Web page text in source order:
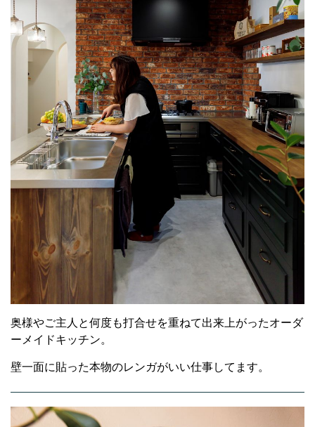
奥様やご主人と何度も打合せを重ねて出来上がったオーダ
ーメイドキッチン。
壁一面に貼った本物のレンガがいい仕事してます。